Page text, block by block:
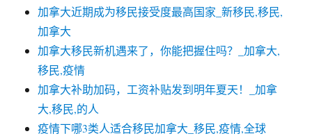
加拿大近期成为移民接受度最高国家_新移民,移民,
加拿大
加拿大移民新机遇来了，你能把握住吗？_加拿大,
移民,疫情
加拿大补助加码，工资补贴发到明年夏天！_加拿
大,移民,的人
疫情下哪3类人适合移民加拿大_移民,疫情,全球